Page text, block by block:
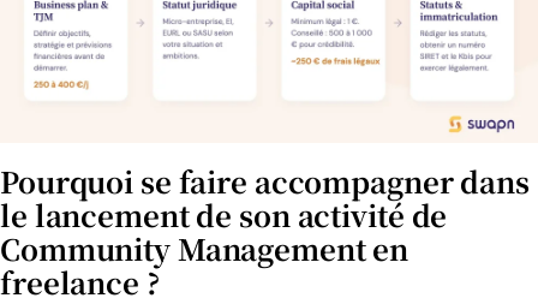
Pourquoi se faire accompagner dans
le lancement de son activité de
Community Management en
freelance ?